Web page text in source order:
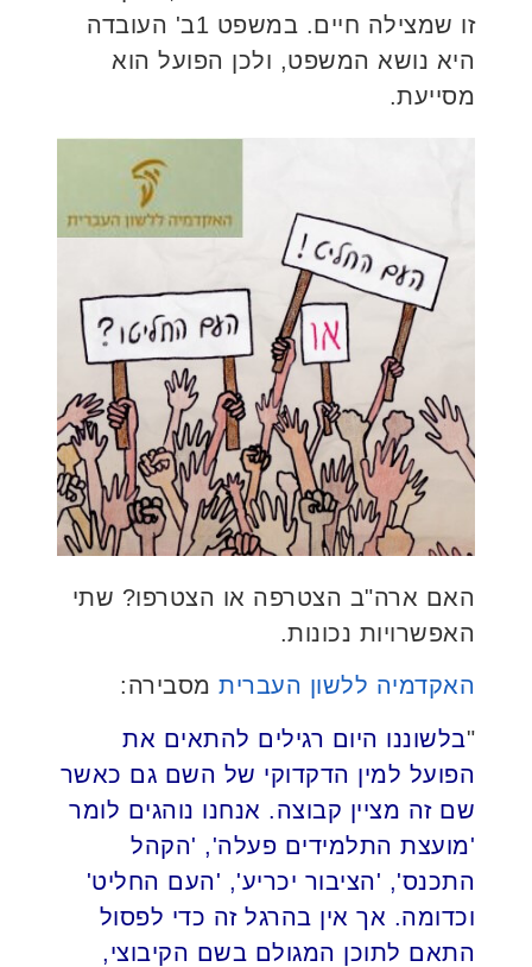
זו שמצילה חיים. במשפט 1ב' העובדה
היא נושא המשפט, ולכן הפועל הוא
מסייעת.
האם ארה"ב הצטרפה או הצטרפו? שתי
האפשרויות נכונות.
האקדמיה ללשון העברית מסבירה:
"בלשוננו היום רגילים להתאים את
הפועל למין הדקדוקי של השם גם כאשר
שם זה מציין קבוצה. אנחנו נוהגים לומר
'מועצת התלמידים פעלה', 'הקהל
התכנס', 'הציבור יכריע', 'העם החליט'
וכדומה. אך אין בהרגל זה כדי לפסול
התאם לתוכן המגולם בשם הקיבוצי,